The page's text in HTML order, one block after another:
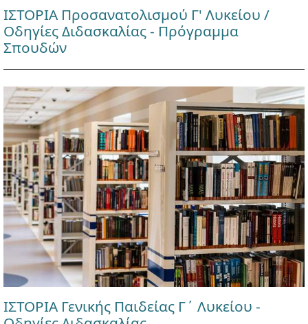
ΙΣΤΟΡΙΑ Προσανατολισμού Γ' Λυκείου /
Οδηγίες Διδασκαλίας - Πρόγραμμα
Σπουδών
ΙΣΤΟΡΙΑ Γενικής Παιδείας Γ΄ Λυκείου -